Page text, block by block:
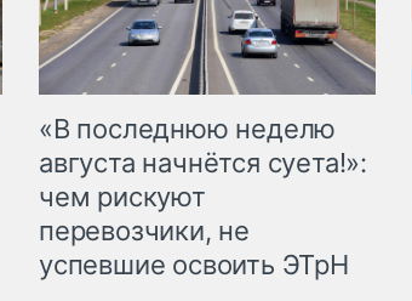
«В последнюю неделю
августа начнётся суета!»:
чем рискуют
перевозчики, не
успевшие освоить ЭТрН